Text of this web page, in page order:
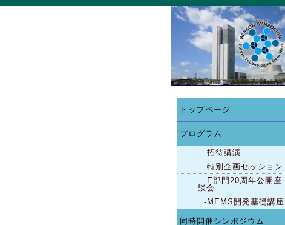
トップページ
プログラム
-招待講演
-特別企画セッション
-E部門20周年公開座
談会
-MEMS開発基礎講座
同時開催シンポジウム